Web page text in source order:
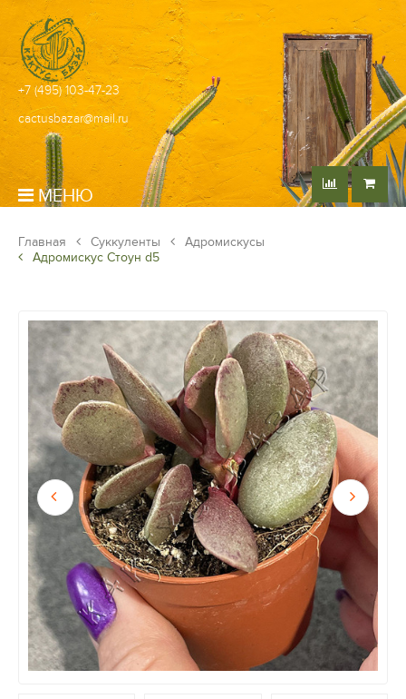
+7 (495) 103-47-23
cactusbazar@mail.ru
МЕНЮ
Главная Суккуленты
Адромискусы
Адромискус Стоун d5